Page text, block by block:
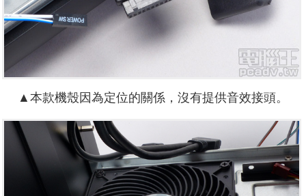
▲本款機殼因為定位的關係，沒有提供音效接頭。